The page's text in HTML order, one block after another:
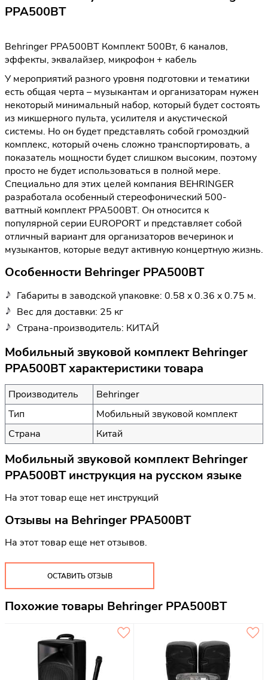
PPA500BT
Behringer PPA500BT Комплект 500Вт, 6 каналов,
эффекты, эквалайзер, микрофон + кабель
У мероприятий разного уровня подготовки и тематики
есть общая черта – музыкантам и организаторам нужен
некоторый минимальный набор, который будет состоять
из микшерного пульта, усилителя и акустической
системы. Но он будет представлять собой громоздкий
комплекс, который очень сложно транспортировать, а
показатель мощности будет слишком высоким, поэтому
просто не будет использоваться в полной мере.
Специально для этих целей компания BEHRINGER
разработала особенный стереофонический 500-
ваттный комплект PPA500BT. Он относится к
популярной серии EUROPORT и представляет собой
отличный вариант для организаторов вечеринок и
музыкантов, которые ведут активную концертную жизнь.
Особенности Behringer PPA500BT
Габариты в заводской упаковке: 0.58 x 0.36 x 0.75 м.
Вес для доставки: 25 кг
Страна-производитель: КИТАЙ
Мобильный звуковой комплект Behringer
PPA500BT характеристики товара
Производитель
Behringer
Тип
Мобильный звуковой комплект
Страна
Китай
Мобильный звуковой комплект Behringer
PPA500BT инструкция на русском языке
На этот товар еще нет инструкций
Отзывы на Behringer PPA500BT
На этот товар еще нет отзывов.
ОСТАВИТЬ ОТЗЫВ
Похожие товары Behringer PPA500BT